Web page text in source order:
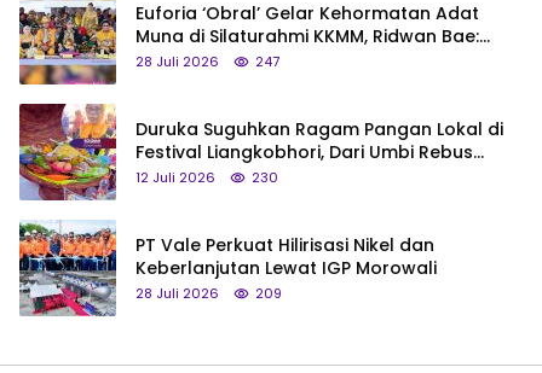
Euforia ‘Obral’ Gelar Kehormatan Adat
Muna di Silaturahmi KKMM, Ridwan Bae:
Saya Bukan Tipe Begitu, Belum Pantas!
28 Juli 2026 247
Duruka Suguhkan Ragam Pangan Lokal di
Festival Liangkobhori, Dari Umbi Rebus
hingga Tumpeng Beras Muna
12 Juli 2026 230
PT Vale Perkuat Hilirisasi Nikel dan
Keberlanjutan Lewat IGP Morowali
28 Juli 2026 209